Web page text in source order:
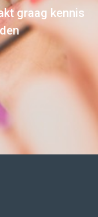
graag kennis